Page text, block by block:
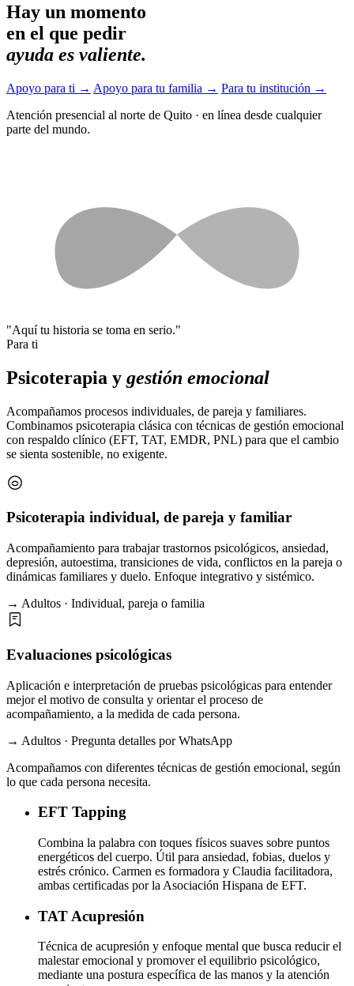
Hay un momento
en el que pedir
ayuda es valiente.
Apoyo para ti → Apoyo para tu familia → Para tu institución →
Atención presencial al norte de Quito · en línea desde cualquier
parte del mundo.
"Aquí tu historia se toma en serio."
Para ti
Psicoterapia y gestión emocional
Acompañamos procesos individuales, de pareja y familiares.
Combinamos psicoterapia clásica con técnicas de gestión emocional
con respaldo clínico (EFT, TAT, EMDR, PNL) para que el cambio
se sienta sostenible, no exigente.
Psicoterapia individual, de pareja y familiar
Acompañamiento para trabajar trastornos psicológicos, ansiedad,
depresión, autoestima, transiciones de vida, conflictos en la pareja o
dinámicas familiares y duelo. Enfoque integrativo y sistémico.
→ Adultos · Individual, pareja o familia
Evaluaciones psicológicas
Aplicación e interpretación de pruebas psicológicas para entender
mejor el motivo de consulta y orientar el proceso de
acompañamiento, a la medida de cada persona.
→ Adultos · Pregunta detalles por WhatsApp
Acompañamos con diferentes técnicas de gestión emocional, según
lo que cada persona necesita.
EFT Tapping
Combina la palabra con toques físicos suaves sobre puntos
energéticos del cuerpo. Útil para ansiedad, fobias, duelos y
estrés crónico. Carmen es formadora y Claudia facilitadora,
ambas certificadas por la Asociación Hispana de EFT.
TAT Acupresión
Técnica de acupresión y enfoque mental que busca reducir el
malestar emocional y promover el equilibrio psicológico,
mediante una postura específica de las manos y la atención